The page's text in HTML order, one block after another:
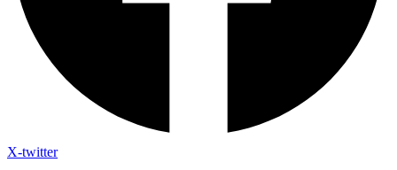
X-twitter